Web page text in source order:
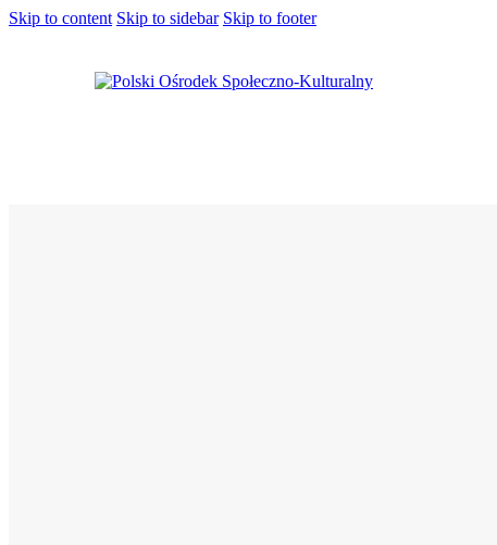
Skip to content Skip to sidebar Skip to footer